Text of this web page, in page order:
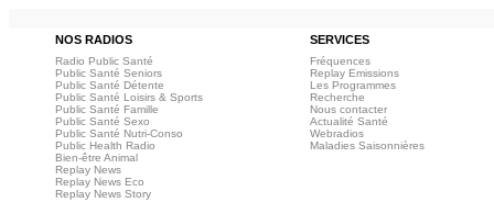
NOS RADIOS SERVICES
Radio Public Santé
Public Santé Seniors
Public Santé Détente
Public Santé Loisirs & Sports
Public Santé Famille
Public Santé Sexo
Public Santé Nutri-Conso
Public Health Radio
Bien-être Animal
Replay News
Replay News Eco
Replay News Story
Fréquences
Replay Emissions
Les Programmes
Recherche
Nous contacter
Actualité Santé
Webradios
Maladies Saisonnières